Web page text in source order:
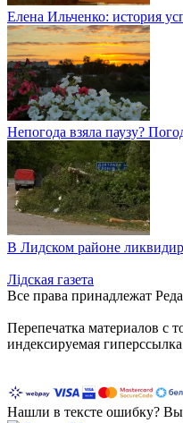
Елена Ильченко: история
Непогода взяла паузу?
В Лидском районе
Лiдская газета
Все права принадлежат
Перепечатка материалов c
индексируемая
Нашли в тексте ошибку?